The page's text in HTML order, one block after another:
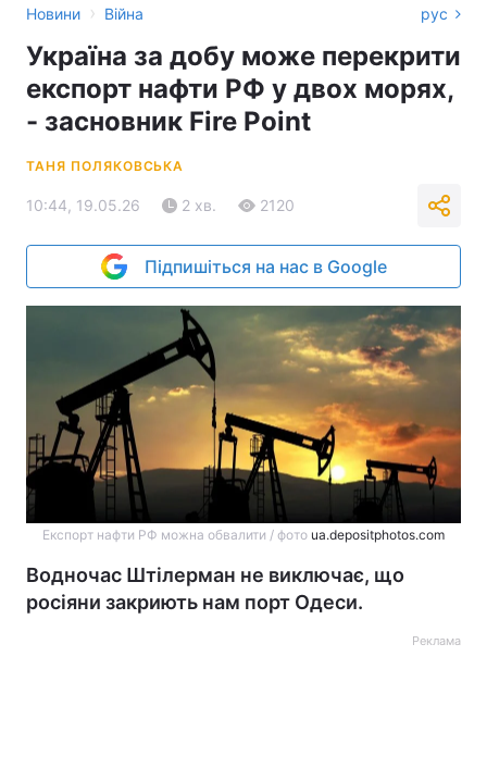
Новини › Війна рус
Україна за добу може перекрити
експорт нафти РФ у двох морях,
- засновник Fire Point
ТАНЯ ПОЛЯКОВСЬКА
10:44, 19.05.26 2 хв. 2120
Підпишіться на нас в Google
Експорт нафти РФ можна обвалити / фото ua.depositphotos.com
Водночас Штілерман не виключає, що
росіяни закриють нам порт Одеси.
Реклама